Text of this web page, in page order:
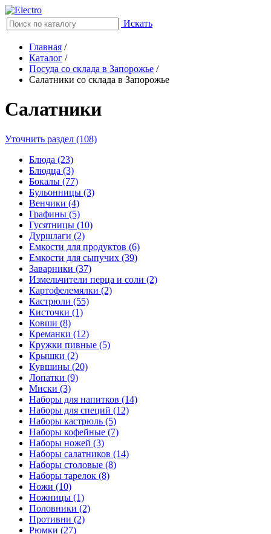
Искать
Главная /
Каталог /
Посуда со склада в Запорожье /
Салатники со склада в Запорожье
Салатники
Уточнить раздел (108)
Блюда (23)
Блюдца (3)
Бокалы (77)
Бульонницы (3)
Венчики (4)
Графины (5)
Гусятницы (10)
Дуршлаги (2)
Емкости для продуктов (6)
Емкости для сыпучих (39)
Заварники (37)
Измельчители перца и соли (2)
Картофелемялки (2)
Кастрюли (55)
Кисточки (1)
Ковши (8)
Креманки (12)
Кружки пивные (5)
Крышки (2)
Кувшины (20)
Лопатки (9)
Миски (3)
Наборы для напитков (14)
Наборы для специй (12)
Наборы кастрюль (5)
Наборы кофейные (7)
Наборы ножей (3)
Наборы салатников (14)
Наборы столовые (8)
Наборы тарелок (8)
Ножи (10)
Ножницы (1)
Половники (2)
Противни (2)
Рюмки (27)